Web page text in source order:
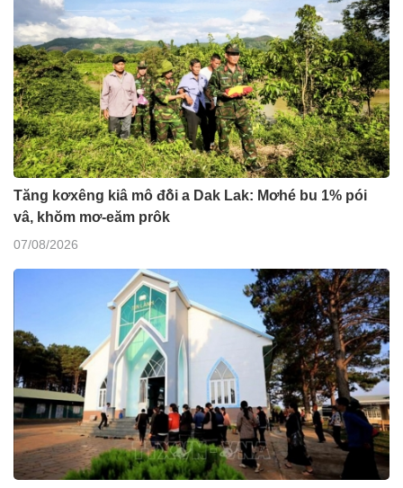
Tăng kơxêng kiâ mô đô̆i a Dak Lak: Mơhé bu 1% pói
vâ, khŏm mơ-eăm prôk
07/08/2026